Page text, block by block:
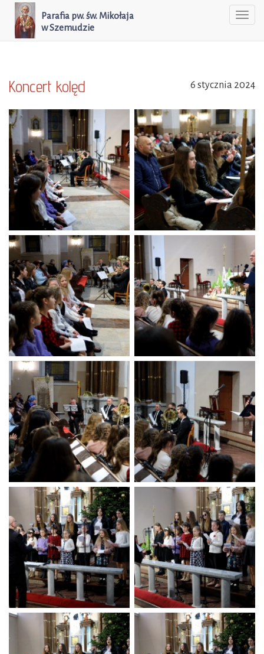
Parafia pw. św. Mikołaja
w Szemudzie
6 stycznia 2024
Koncert kolęd